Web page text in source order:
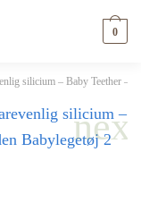
0
silicium – Baby Teether –